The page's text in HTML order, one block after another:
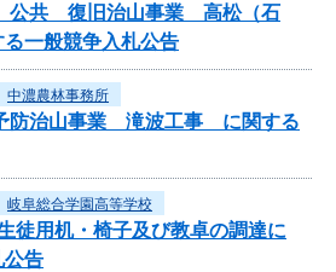
公共 復旧治山事業 高松（石
一般競争入札公告
中濃農林事務所
防治山事業 滝波工事 に関する
岐阜総合学園高等学校
徒用机・椅子及び教卓の調達に
公告